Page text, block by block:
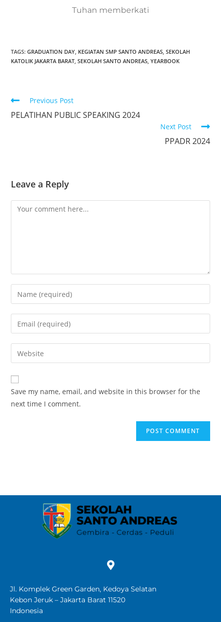
Tuhan memberkati
TAGS:GRADUATION DAY, KEGIATAN SMP SANTO ANDREAS, SEKOLAH
KATOLIK JAKARTA BARAT, SEKOLAH SANTO ANDREAS, YEARBOOK
Previous Post
PELATIHAN PUBLIC SPEAKING 2024
Next Post
PPADR 2024
Leave a Reply
Save my name, email, and website in this browser for the
next time I comment.
Jl. Komplek Green Garden, Kedoya Selatan
Kebon Jeruk – Jakarta Barat 11520
Indonesia